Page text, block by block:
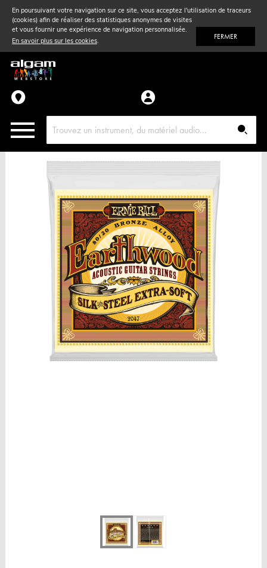
En poursuivant votre navigation sur ce site, vous acceptez l'utilisation de traceurs
(cookies) afin de réaliser des statistiques anonymes de visites
et vous fournir une expérience de navigation personnalisée.
En savoir plus sur les cookies. FERMER
Vent& Violon
Accessoires
Pièces détachées